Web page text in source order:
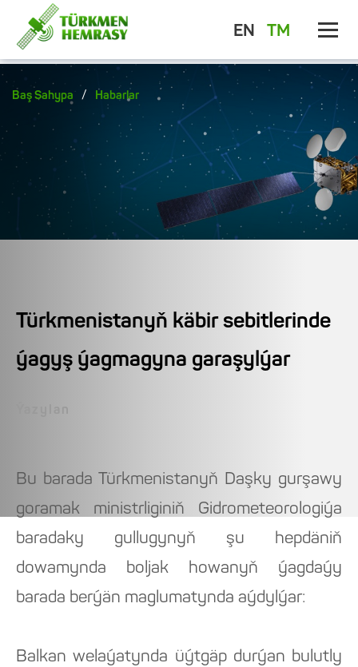
EN TM
Baş Sahypa / Habarlar
Türkmenistanyň käbir sebitlerinde
ýagyş ýagmagyna garaşylýar
Bu barada Türkmenistanyň Daşky gurşawy
goramak ministrliginiň Gidrometeorologiýa
baradaky gul­­lugynyň şu hepdäniň
dowamynda boljak howanyň ýagdaýy
barada berýän maglumatynda aýdylýar:
Balkan welaýatynda üýtgäp durýan bulutly